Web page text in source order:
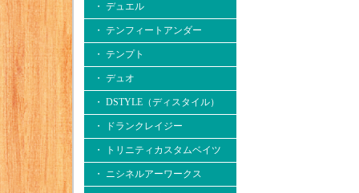
・ デュエル
・ テンフィートアンダー
・ テンプト
・ デュオ
・ DSTYLE（ディスタイル）
・ ドランクレイジー
・ トリニティカスタムベイツ
・ ニシネルアーワークス